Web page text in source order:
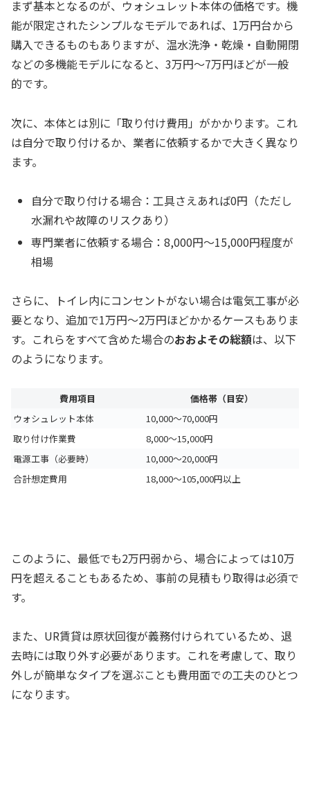
まず基本となるのが、ウォシュレット本体の価格です。機
能が限定されたシンプルなモデルであれば、1万円台から
購入できるものもありますが、温水洗浄・乾燥・自動開閉
などの多機能モデルになると、3万円〜7万円ほどが一般
的です。
次に、本体とは別に「取り付け費用」がかかります。これ
は自分で取り付けるか、業者に依頼するかで大きく異なり
ます。
自分で取り付ける場合：工具さえあれば0円（ただし
水漏れや故障のリスクあり）
専門業者に依頼する場合：8,000円〜15,000円程度が
相場
さらに、トイレ内にコンセントがない場合は電気工事が必
要となり、追加で1万円〜2万円ほどかかるケースもありま
す。これらをすべて含めた場合のおおよその総額は、以下
のようになります。
費用項目
価格帯（目安）
ウォシュレット本体
10,000〜70,000円
取り付け作業費
8,000〜15,000円
電源工事（必要時）
10,000〜20,000円
合計想定費用
18,000〜105,000円以上
このように、最低でも2万円弱から、場合によっては10万
円を超えることもあるため、事前の見積もり取得は必須で
す。
また、UR賃貸は原状回復が義務付けられているため、退
去時には取り外す必要があります。これを考慮して、取り
外しが簡単なタイプを選ぶことも費用面での工夫のひとつ
になります。